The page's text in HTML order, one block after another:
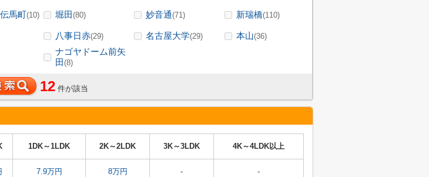
馬町(10) 堀田(80) 妙音通(71) 新瑞橋(110)
八事日赤(29) 名古屋大学(29) 本山(36)
ナゴヤドーム前矢
田(8)
12 件が該当
1DK～1LDK 2K～2LDK 3K～3LDK 4K～4LDK以上
7.9万円 8万円 - -